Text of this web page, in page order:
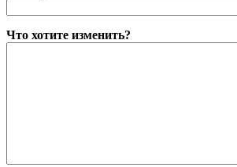
Что хотите изменить?